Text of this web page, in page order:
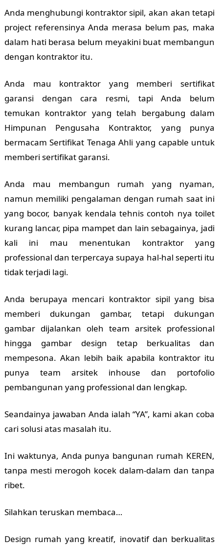
Anda menghubungi kontraktor sipil, akan akan tetapi
project referensinya Anda merasa belum pas, maka
dalam hati berasa belum meyakini buat membangun
dengan kontraktor itu.
Anda mau kontraktor yang memberi sertifikat
garansi dengan cara resmi, tapi Anda belum
temukan kontraktor yang telah bergabung dalam
Himpunan Pengusaha Kontraktor, yang punya
bermacam Sertifikat Tenaga Ahli yang capable untuk
memberi sertifikat garansi.
Anda mau membangun rumah yang nyaman,
namun memiliki pengalaman dengan rumah saat ini
yang bocor, banyak kendala tehnis contoh nya toilet
kurang lancar, pipa mampet dan lain sebagainya, jadi
kali ini mau menentukan kontraktor yang
professional dan terpercaya supaya hal-hal seperti itu
tidak terjadi lagi.
Anda berupaya mencari kontraktor sipil yang bisa
memberi dukungan gambar, tetapi dukungan
gambar dijalankan oleh team arsitek professional
hingga gambar design tetap berkualitas dan
mempesona. Akan lebih baik apabila kontraktor itu
punya team arsitek inhouse dan portofolio
pembangunan yang professional dan lengkap.
Seandainya jawaban Anda ialah “YA”, kami akan coba
cari solusi atas masalah itu.
Ini waktunya, Anda punya bangunan rumah KEREN,
tanpa mesti merogoh kocek dalam-dalam dan tanpa
ribet.
Silahkan teruskan membaca…
Design rumah yang kreatif, inovatif dan berkualitas